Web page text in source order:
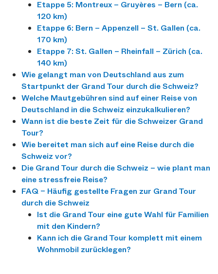
Etappe 5: Montreux – Gruyères – Bern (ca.
120 km)
Etappe 6: Bern – Appenzell – St. Gallen (ca.
170 km)
Etappe 7: St. Gallen – Rheinfall – Zürich (ca.
140 km)
Wie gelangt man von Deutschland aus zum
Startpunkt der Grand Tour durch die Schweiz?
Welche Mautgebühren sind auf einer Reise von
Deutschland in die Schweiz einzukalkulieren?
Wann ist die beste Zeit für die Schweizer Grand
Tour?
Wie bereitet man sich auf eine Reise durch die
Schweiz vor?
Die Grand Tour durch die Schweiz – wie plant man
eine stressfreie Reise?
FAQ – Häufig gestellte Fragen zur Grand Tour
durch die Schweiz
Ist die Grand Tour eine gute Wahl für Familien
mit den Kindern?
Kann ich die Grand Tour komplett mit einem
Wohnmobil zurücklegen?